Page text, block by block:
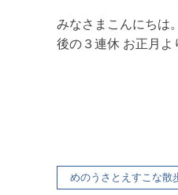
みなさまこんにちは
後の３連休 お正月
めのうさとえすこな散